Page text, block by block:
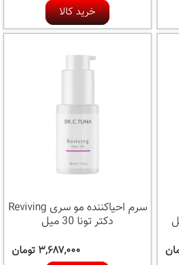
خرید کالا
سرم احیاکننده مو سری Reviving
دکتر تونا 30 میل
۳,۶۸۷,۰۰۰ تومان